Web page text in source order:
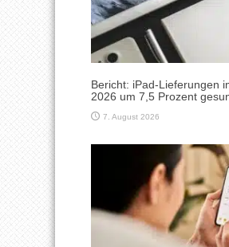
Bericht: iPad-Lieferungen
2026 um 7,5 Prozent
7. August 2026